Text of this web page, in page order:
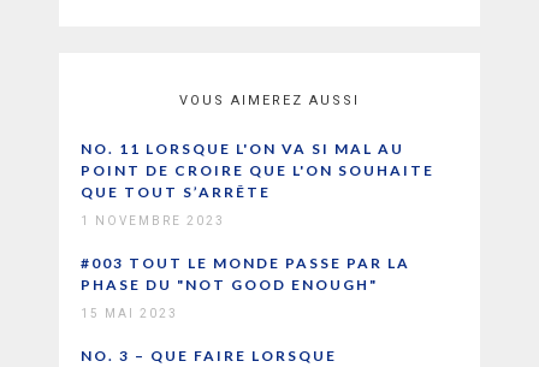
VOUS AIMEREZ AUSSI
NO. 11 LORSQUE L'ON VA SI MAL AU
POINT DE CROIRE QUE L'ON SOUHAITE
QUE TOUT S’ARRÊTE
1 NOVEMBRE 2023
#003 TOUT LE MONDE PASSE PAR LA
PHASE DU "NOT GOOD ENOUGH"
15 MAI 2023
NO. 3 – QUE FAIRE LORSQUE